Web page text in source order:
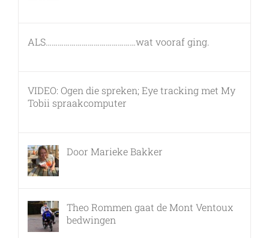
ALS………………………………………wat vooraf ging.
VIDEO: Ogen die spreken; Eye tracking met My
Tobii spraakcomputer
Door Marieke Bakker
Theo Rommen gaat de Mont Ventoux
bedwingen